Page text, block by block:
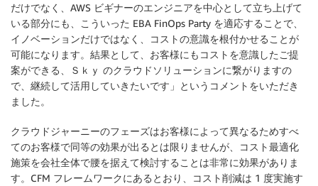
だけでなく、AWS ビギナーのエンジニアを中心として立ち上げて
いる部分にも、こういった EBA FinOps Party を適応することで、
イノベーションだけではなく、コストの意識を根付かせることが
可能になります。結果として、お客様にもコストを意識したご提
案ができる、Ｓｋｙ のクラウドソリューションに繋がりますの
で、継続して活用していきたいです」というコメントをいただき
ました。
クラウドジャーニーのフェーズはお客様によって異なるためすべ
てのお客様で同等の効果が出るとは限りませんが、コスト最適化
施策を会社全体で腰を据えて検討することは非常に効果がありま
す。CFM フレームワークにあるとおり、コスト削減は 1 度実施す